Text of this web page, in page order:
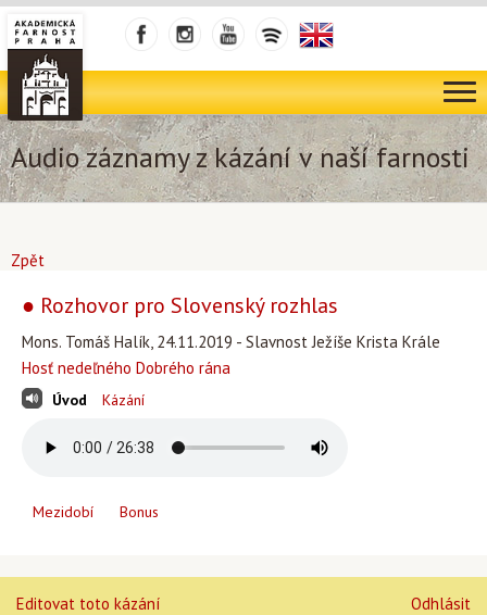
Audio záznamy z kázání v naší farnosti
Zpět
● Rozhovor pro Slovenský rozhlas
Mons. Tomáš Halík, 24.11.2019 - Slavnost Ježíše Krista Krále
Hosť nedeľného Dobrého rána
Úvod Kázání
Mezidobí Bonus
Editovat toto kázání Odhlásit